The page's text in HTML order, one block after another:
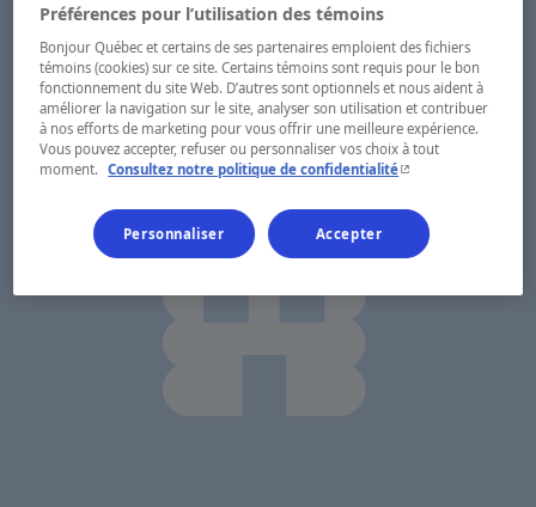
Préférences pour l’utilisation des témoins
Bonjour Québec et certains de ses partenaires emploient des fichiers
témoins (cookies) sur ce site. Certains témoins sont requis pour le bon
fonctionnement du site Web. D’autres sont optionnels et nous aident à
améliorer la navigation sur le site, analyser son utilisation et contribuer
à nos efforts de marketing pour vous offrir une meilleure expérience.
Vous pouvez accepter, refuser ou personnaliser vos choix à tout
moment.
Consultez notre politique de confidentialité- Cet hyperlien
Personnaliser Accepter